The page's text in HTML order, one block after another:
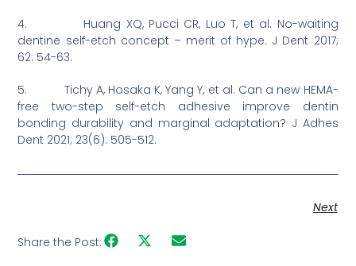
4. Huang XQ, Pucci CR, Luo T, et al. No-waiting
dentine self-etch concept – merit of hype. J Dent 2017;
62: 54-63.
5. Tichy A, Hosaka K, Yang Y, et al. Can a new HEMA-
free two-step self-etch adhesive improve dentin
bonding durability and marginal adaptation? J Adhes
Dent 2021; 23(6): 505-512.
Next
Share the Post: